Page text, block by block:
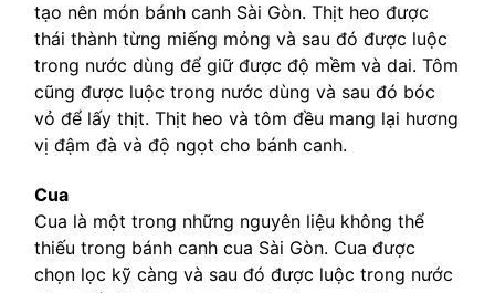
tạo nên món bánh canh Sài Gòn. Thịt heo được
thái thành từng miếng mỏng và sau đó được luộc
trong nước dùng để giữ được độ mềm và dai. Tôm
cũng được luộc trong nước dùng và sau đó bóc
vỏ để lấy thịt. Thịt heo và tôm đều mang lại hương
vị đậm đà và độ ngọt cho bánh canh.
Cua
Cua là một trong những nguyên liệu không thể
thiếu trong bánh canh cua Sài Gòn. Cua được
chọn lọc kỹ càng và sau đó được luộc trong nước